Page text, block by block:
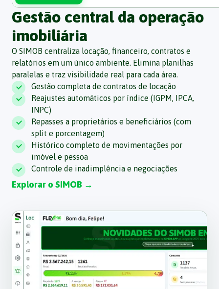
Gestão central da operação
imobiliária
O SIMOB centraliza locação, financeiro, contratos e
relatórios em um único ambiente. Elimina planilhas
paralelas e traz visibilidade real para cada área.
Gestão completa de contratos de locação
Reajustes automáticos por índice (IGPM, IPCA,
INPC)
Repasses a proprietários e beneficiários (com
split e porcentagem)
Histórico completo de movimentações por
imóvel e pessoa
Controle de inadimplência e negociações
Explorar o SIMOB →